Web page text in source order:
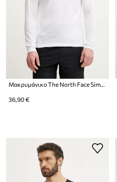
Μακρυμάνικο The North Face Simple Dome
36,90 €